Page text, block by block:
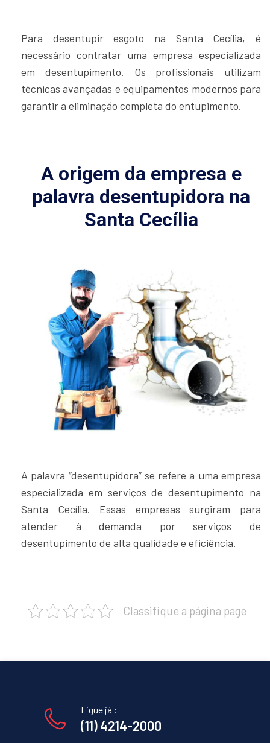
Para desentupir esgoto na Santa Cecília, é
necessário contratar uma empresa especializada
em desentupimento. Os profissionais utilizam
técnicas avançadas e equipamentos modernos para
garantir a eliminação completa do entupimento.
A origem da empresa e
palavra desentupidora na
Santa Cecília
A palavra “desentupidora” se refere a uma empresa
especializada em serviços de desentupimento na
Santa Cecília. Essas empresas surgiram para
atender à demanda por serviços de
desentupimento de alta qualidade e eficiência.
Classifique a página page
Ligue já :
(11) 4214-2000